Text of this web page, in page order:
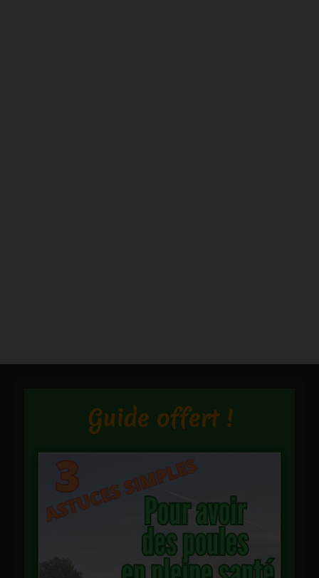
Guide offert !